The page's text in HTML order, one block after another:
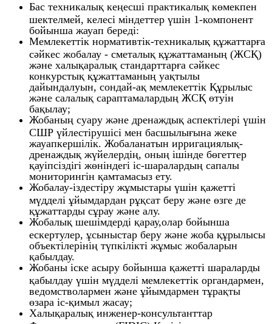
Бас техникалық кеңесші практикалық көмекпен
шектелмей, келесі міндеттер үшін 1-компонент
бойынша жауап береді:
Мемлекеттік нормативтік-техникалық құжаттарға
сәйкес жобалау - сметалық құжаттаманың (ЖСҚ)
және халықаралық стандарттарға сәйкес
конкурстық құжаттаманың уақтылы
дайындалуын, сондай-ақ мемлекеттік Құрылыс
және салалық сараптамалардың ЖСҚ өтуін
бақылау;
Жобаның суару және дренаждық аспектілері үшін
СШР үйлестірушісі мен басшылығына жеке
жауапкершілік. Жобаланатын ирригациялық-
дренаждық жүйелердің, оның ішінде бөгеттер
қауіпсіздігі жөніндегі іс-шаралардың сапалы
мониторингін қамтамасыз ету.
Жобалау-іздестіру жұмыстары үшін қажетті
мүдделі ұйымдардан рұқсат беру және өзге де
құжаттарды сұрау және алу.
Жобалық шешімдерді қарау,олар бойынша
ескертулер, ұсыныстар беру және жоба құрылысы
объектілерінің түпкілікті жұмыс жобаларын
қабылдау.
Жобаны іске асыру бойынша қажетті шараларды
қабылдау үшін мүдделі мемлекеттік органдармен,
ведомстволармен және ұйымдармен тұрақты
өзара іс-қимыл жасау;
Халықаралық инженер-консультанттар